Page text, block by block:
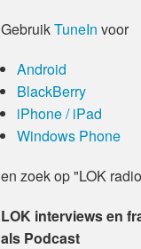
GebruikTuneIn voor
Android
BlackBerry
iPhone / iPad
Windows Phone
en zoek op "LOK
LOK interviews en
als Podcast